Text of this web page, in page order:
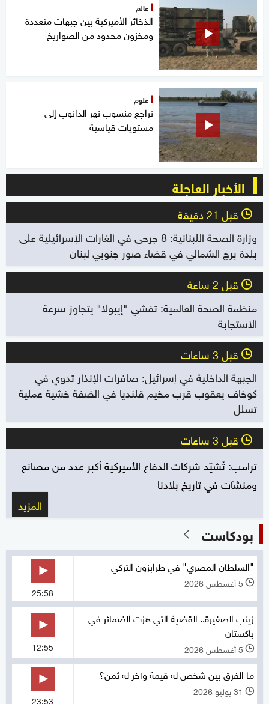
عالم
الذخائر الأميركية بين جبهات متعددة
ومخزون محدود من الصواريخ
علوم
تراجع منسوب نهر الدانوب إلى
مستويات قياسية
الأخبار العاجلة
l قبل 21 دقيقة
وزارة الصحة اللبنانية: 8 جرحى في الغارات الإسرائيلية على
بلدة برج الشمالي في قضاء صور جنوبي لبنان
l قبل 2 ساعة
منظمة الصحة العالمية: تفشي "إيبولا" يتجاوز سرعة
الاستجابة
l قبل 3 ساعات
الجبهة الداخلية في إسرائيل: صافرات الإنذار تدوي في
كوخاف يعقوب قرب مخيم قلنديا في الضفة خشية عملية
تسلل
l قبل 3 ساعات
ترامب: تُشيّد شركات الدفاع الأميركية أكبر عدد من مصانع
ومنشآت في تاريخ بلادنا
المزيد
بودكاست
"السلطان المصري" في طرابزون التركي
l 5 أغسطس 2026
25:58
زينب الصغيرة.. القضية التي هزت الضمائر في
باكستان
l 5 أغسطس 2026 12:55
ما الفرق بين شخص له قيمة وآخر له ثمن؟
l 31 يوليو 2026
23:53